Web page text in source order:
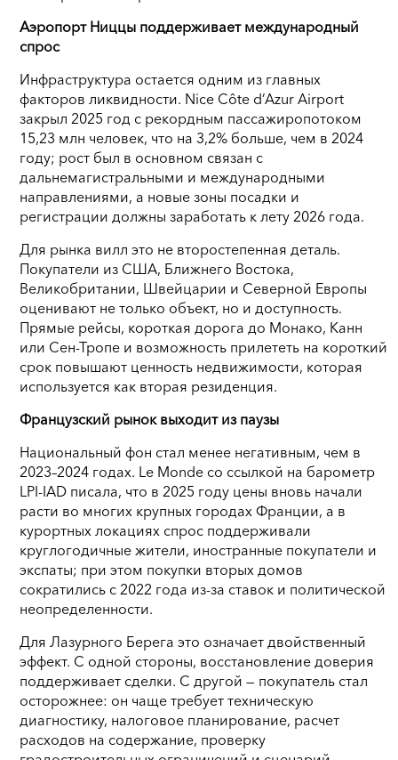
Аэропорт Ниццы поддерживает международный
спрос
Инфраструктура остается одним из главных
факторов ликвидности. Nice Côte d’Azur Airport
закрыл 2025 год с рекордным пассажиропотоком
15,23 млн человек, что на 3,2% больше, чем в 2024
году; рост был в основном связан с
дальнемагистральными и международными
направлениями, а новые зоны посадки и
регистрации должны заработать к лету 2026 года.
Для рынка вилл это не второстепенная деталь.
Покупатели из США, Ближнего Востока,
Великобритании, Швейцарии и Северной Европы
оценивают не только объект, но и доступность.
Прямые рейсы, короткая дорога до Монако, Канн
или Сен-Тропе и возможность прилететь на короткий
срок повышают ценность недвижимости, которая
используется как вторая резиденция.
Французский рынок выходит из паузы
Национальный фон стал менее негативным, чем в
2023–2024 годах. Le Monde со ссылкой на барометр
LPI-IAD писала, что в 2025 году цены вновь начали
расти во многих крупных городах Франции, а в
курортных локациях спрос поддерживали
круглогодичные жители, иностранные покупатели и
экспаты; при этом покупки вторых домов
сократились с 2022 года из-за ставок и политической
неопределенности.
Для Лазурного Берега это означает двойственный
эффект. С одной стороны, восстановление доверия
поддерживает сделки. С другой — покупатель стал
осторожнее: он чаще требует техническую
диагностику, налоговое планирование, расчет
расходов на содержание, проверку